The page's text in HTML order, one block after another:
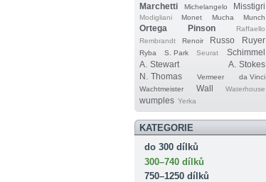
Marchetti Michelangelo Misstigri
Modigliani Monet Mucha Munch
Ortega Pinson
Raffaello
Rembrandt
Renoir Russo Ruyer
Ryba S. Park Seurat
Schimmel
A. Stewart
A. Stokes
N. Thomas
Vermeer
da Vinci
Wachtmeister
Wall Waterhouse
wumples Yerka
KATEGORIE
do 300 dílků
300–740 dílků
750–1250 dílků